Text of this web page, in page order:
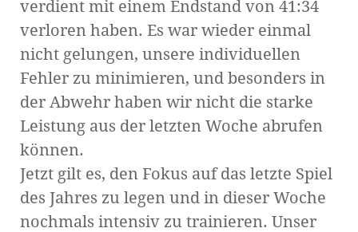
verdient mit einem Endstand von 41:34
verloren haben. Es war wieder einmal
nicht gelungen, unsere individuellen
Fehler zu minimieren, und besonders in
der Abwehr haben wir nicht die starke
Leistung aus der letzten Woche abrufen
können.
Jetzt gilt es, den Fokus auf das letzte Spiel
des Jahres zu legen und in dieser Woche
nochmals intensiv zu trainieren. Unser